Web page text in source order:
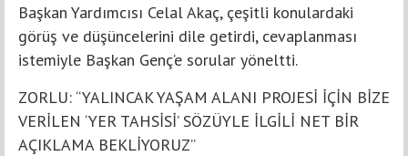
Başkan Yardımcısı Celal Akaç, çeşitli konulardaki
görüş ve düşüncelerini dile getirdi, cevaplanması
istemiyle Başkan Genç’e sorular yöneltti.
ZORLU: “YALINCAK YAŞAM ALANI PROJESİ İÇİN BİZE
VERİLEN ‘YER TAHSİSİ’ SÖZÜYLE İLGİLİ NET BİR
AÇIKLAMA BEKLİYORUZ”